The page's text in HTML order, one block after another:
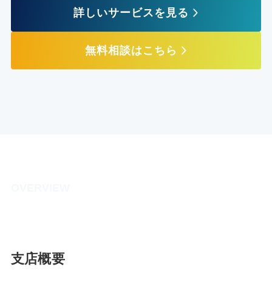
詳しいサービスを見る
無料相談はこちら
支店概要